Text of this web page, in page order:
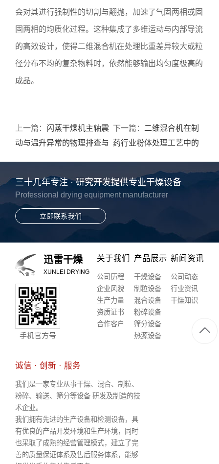
会对其进行强制性的切割与翻抛，加速了气固两相或固
固两相的均质化过程。这种集成了多维运动与内部导流
的高效设计，使得二维混合机在处理比重差异较大或粒
径分布不均的复杂物料时，依然能够输出均匀度极高的
成品。
上一篇： 闪蒸干燥机主轴震
动与温升异常的物理排查与
下一篇： 二维混合机在制
药行业粉体处理工艺中的
三十几年专注 · 研究开发提供专业干燥设备
Professional drying equipment manufacturer
立即联系我们
迅雷干燥
XUNLEI DRYING
手机官方号
关于我们
公司历程
企业风貌
生产力量
资质证书
合作客户
产品展示
干燥设备
制粒设备
混合设备
粉碎设备
筛分设备
热源设备
新闻资讯
公司动态
行业资讯
干燥知识
诚信 · 创新 · 服务
我们是一家专业从事干燥、混合、制粒、
粉碎、输送、筛分等设备 研发及制造的技
术企业。
我们拥有先进的生产设备和检测设备，具
有优良的产品开发环境和生产环境，同时
也采取了成熟的经营管理模式，建立了完
善的质量保证体系及售后服务体系，能够